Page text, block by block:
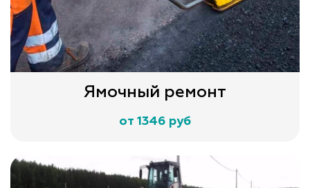
Ямочный ремонт
от 1346 руб